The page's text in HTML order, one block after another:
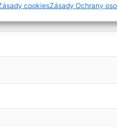
cookiesZásady Ochrany